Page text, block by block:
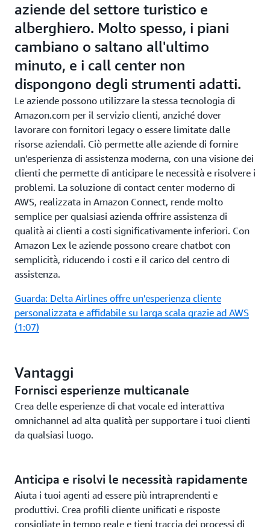
aziende del settore turistico e
alberghiero. Molto spesso, i piani
cambiano o saltano all'ultimo
minuto, e i call center non
dispongono degli strumenti adatti.
Le aziende possono utilizzare la stessa tecnologia di
Amazon.com per il servizio clienti, anziché dover
lavorare con fornitori legacy o essere limitate dalle
risorse aziendali. Ciò permette alle aziende di fornire
un'esperienza di assistenza moderna, con una visione dei
clienti che permette di anticipare le necessità e risolvere i
problemi. La soluzione di contact center moderno di
AWS, realizzata in Amazon Connect, rende molto
semplice per qualsiasi azienda offrire assistenza di
qualità ai clienti a costi significativamente inferiori. Con
Amazon Lex le aziende possono creare chatbot con
semplicità, riducendo i costi e il carico del centro di
assistenza.
Guarda: Delta Airlines offre un'esperienza cliente
personalizzata e affidabile su larga scala grazie ad AWS
(1:07)
Vantaggi
Fornisci esperienze multicanale
Crea delle esperienze di chat vocale ed interattiva
omnichannel ad alta qualità per supportare i tuoi clienti
da qualsiasi luogo.
Anticipa e risolvi le necessità rapidamente
Aiuta i tuoi agenti ad essere più intraprendenti e
produttivi. Crea profili cliente unificati e risposte
consigliate in tempo reale e tieni traccia dei processi di